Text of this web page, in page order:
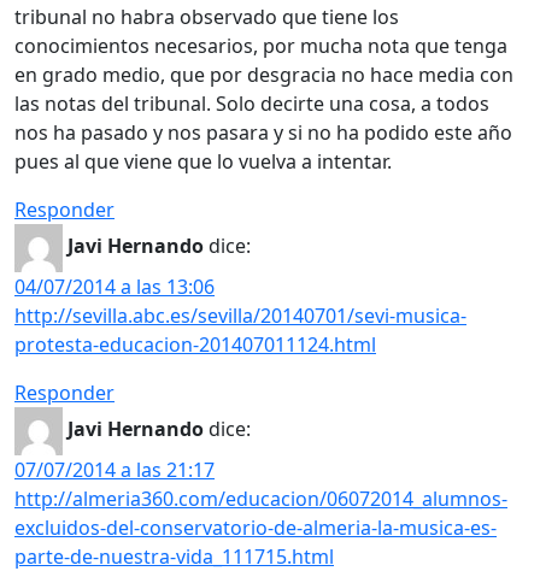
tribunal no habra observado que tiene los
conocimientos necesarios, por mucha nota que tenga
en grado medio, que por desgracia no hace media con
las notas del tribunal. Solo decirte una cosa, a todos
nos ha pasado y nos pasara y si no ha podido este año
pues al que viene que lo vuelva a intentar.
Responder
Javi Hernandodice:
04/07/2014 a las 13:06
http://sevilla.abc.es/sevilla/20140701/sevi-musica-
protesta-educacion-201407011124.html
Responder
Javi Hernandodice:
07/07/2014 a las 21:17
http://almeria360.com/educacion/06072014_alumnos-
excluidos-del-conservatorio-de-almeria-la-musica-es-
parte-de-nuestra-vida_111715.html